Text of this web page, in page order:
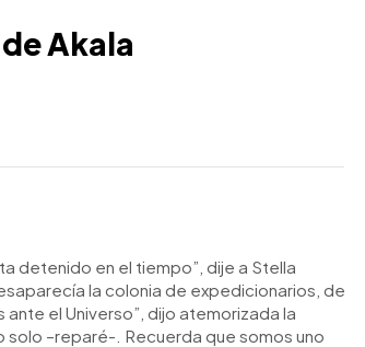
Akala
detenido en el tiempo”, dije a Stella
la colonia de expedicionarios, de
el Universo”, dijo atemorizada la
solo –reparé-. Recuerda que somos uno